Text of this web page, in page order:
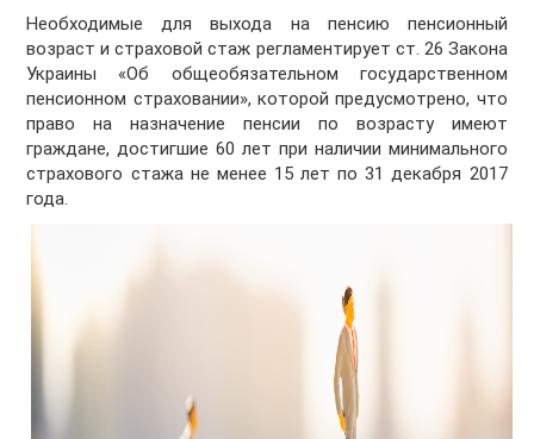
Необходимые для выхода на пенсию пенсионный
возраст и страховой стаж регламентирует ст. 26 Закона
Украины «Об общеобязательном государственном
пенсионном страховании», которой предусмотрено, что
право на назначение пенсии по возрасту имеют
граждане, достигшие 60 лет при наличии минимального
страхового стажа не менее 15 лет по 31 декабря 2017
года.